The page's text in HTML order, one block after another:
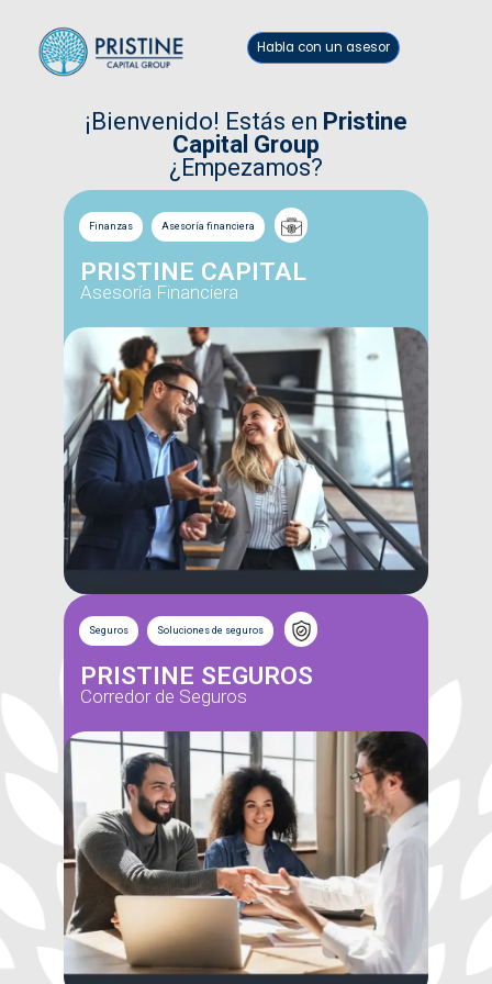
Habla con un asesor
¡Bienvenido! Estás en Pristine
Capital Group
¿Empezamos?
Finanzas Asesoría financiera
PRISTINE CAPITAL
Asesoría Financiera
Seguros Soluciones de seguros
PRISTINE SEGUROS
Corredor de Seguros